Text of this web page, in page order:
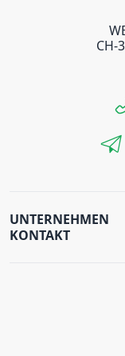
CH-
UNTERNEHMEN
KONTAKT